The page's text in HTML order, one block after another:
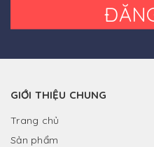
GIỚI THIỆU CHUNG
Trang chủ
Sản phẩm